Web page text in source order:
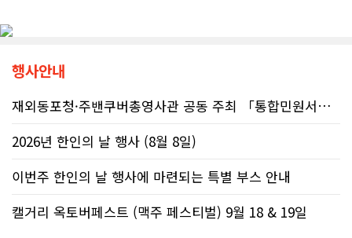
행사안내
재외동포청·주밴쿠버총영사관 공동 주최 「통합민원서비스 온라인 화상상담회..
2026년 한인의 날 행사 (8월 8일)
이번주 한인의 날 행사에 마련되는 특별 부스 안내
캘거리 옥토버페스트 (맥주 페스티벌) 9월 18 & 19일